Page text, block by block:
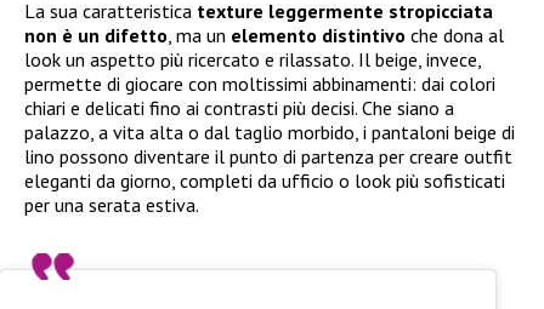
La sua caratteristica texture leggermente stropicciata
non è un difetto, ma un elemento distintivo che dona al
look un aspetto più ricercato e rilassato. Il beige, invece,
permette di giocare con moltissimi abbinamenti: dai colori
chiari e delicati fino ai contrasti più decisi. Che siano a
palazzo, a vita alta o dal taglio morbido, i pantaloni beige di
lino possono diventare il punto di partenza per creare outfit
eleganti da giorno, completi da ufficio o look più sofisticati
per una serata estiva.